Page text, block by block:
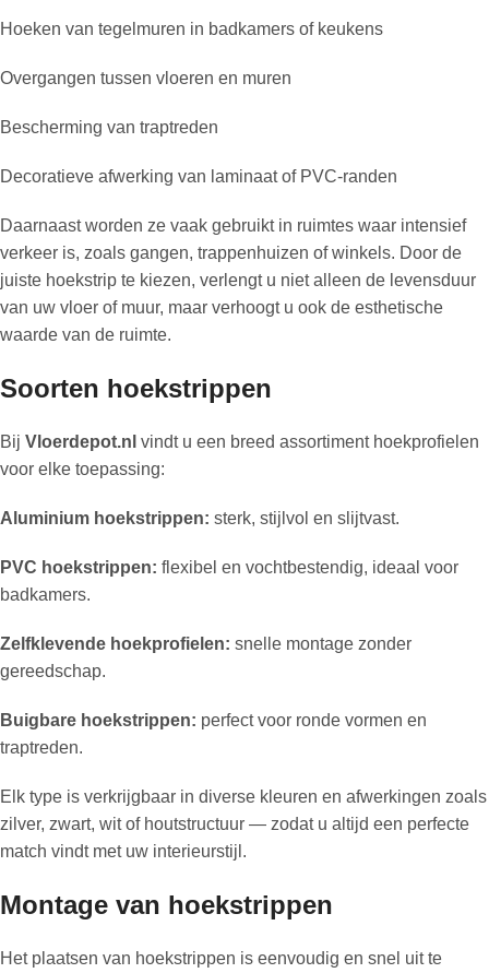
Hoeken van tegelmuren in badkamers of keukens
Overgangen tussen vloeren en muren
Bescherming van traptreden
Decoratieve afwerking van laminaat of PVC-randen
Daarnaast worden ze vaak gebruikt in ruimtes waar intensief
verkeer is, zoals gangen, trappenhuizen of winkels. Door de
juiste hoekstrip te kiezen, verlengt u niet alleen de levensduur
van uw vloer of muur, maar verhoogt u ook de esthetische
waarde van de ruimte.
Soorten hoekstrippen
Bij Vloerdepot.nl vindt u een breed assortiment hoekprofielen
voor elke toepassing:
Aluminium hoekstrippen: sterk, stijlvol en slijtvast.
PVC hoekstrippen: flexibel en vochtbestendig, ideaal voor
badkamers.
Zelfklevende hoekprofielen: snelle montage zonder
gereedschap.
Buigbare hoekstrippen: perfect voor ronde vormen en
traptreden.
Elk type is verkrijgbaar in diverse kleuren en afwerkingen zoals
zilver, zwart, wit of houtstructuur — zodat u altijd een perfecte
match vindt met uw interieurstijl.
Montage van hoekstrippen
Het plaatsen van hoekstrippen is eenvoudig en snel uit te